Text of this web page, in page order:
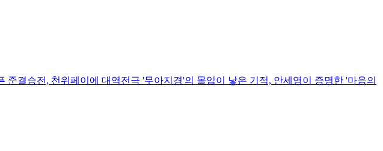
준결승전, 천위페이에 대역전극 '무아지경'의 몰입이 낳은 기적, 안세영이 증명한 '마음의